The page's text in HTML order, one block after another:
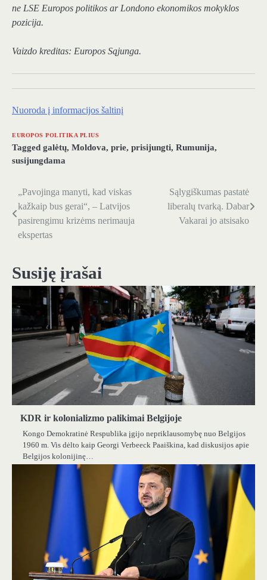
ne LSE Europos politikos ar Londono ekonomikos mokyklos
pozicija.
Vaizdo kreditas: Europos Sąjunga.
Nuoroda į informacijos šaltinį
EUROPOS POLITIKA PLIUS
Tagged galėtų, Moldova, prie, prisijungti, Rumunija,
susijungdama
Navigacija
tarp
įrašų
„Pavojinga manyti, kad viskas
kažkaip bus gerai“, – Latvijos
pasirengimu krizėms nerimauja
ekspertas
Sąlygiškumas pastatė
liberalų tvarką. Dabar
Vakarai jo atsisako
Susiję įrašai
KDR ir kolonializmo palikimai Belgijoje
Kongo Demokratinė Respublika įgijo nepriklausomybę nuo Belgijos
1960 m. Vis dėlto kaip Georgi Verbeeck Paaiškina, kad diskusijos apie
Belgijos kolonijinę…